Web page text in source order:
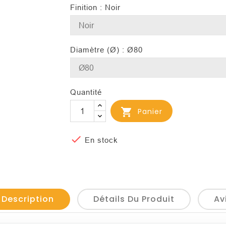
Finition : Noir
Diamètre (Ø) : Ø80
Quantité
 Panier
 En stock
Description Détails Du Produit